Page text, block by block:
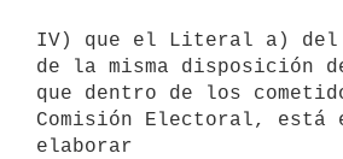
IV) que el Literal a) del
de la misma disposición
que dentro de los
Comisión Electoral, está
elaborar